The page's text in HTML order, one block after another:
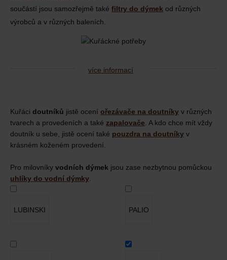
součástí jsou samozřejmě také filtry do dýmek od různých
výrobců a v různých baleních.
více informací
Kuřáci doutníků jistě ocení ořezávače na doutníky v různých
tvarech a provedeních a také zapalovače . A kdo chce mít vždy
doutník u sebe, jistě ocení také pouzdra na doutníky v
krásném koženém provedení.
Pro milovníky vodních dýmek jsou zase nezbytnou pomůckou
uhlíky do vodní dýmky
LUBINSKI PALIO